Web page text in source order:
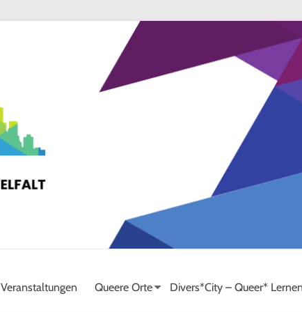
Veranstaltungen Queere Orte Divers*City – Queer*